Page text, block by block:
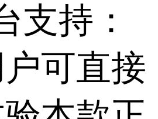
支持：
可直接